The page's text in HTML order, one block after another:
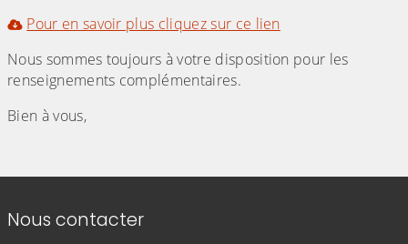
Pour en savoir plus cliquez sur ce lien
Nous sommes toujours à votre disposition pour les
renseignements complémentaires.
Bien à vous,
Informations de contact
Nous contacter